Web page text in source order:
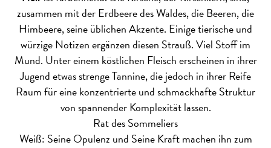
zusammen mit der Erdbeere des Waldes, die Beeren, die
Himbeere, seine üblichen Akzente. Einige tierische und
würzige Notizen ergänzen diesen Strauß. Viel Stoff im
Mund. Unter einem köstlichen Fleisch erscheinen in ihrer
Jugend etwas strenge Tannine, die jedoch in ihrer Reife
Raum für eine konzentrierte und schmackhafte Struktur
von spannender Komplexität lassen.
Rat des Sommeliers
Weiß: Seine Opulenz und Seine Kraft machen ihn zum